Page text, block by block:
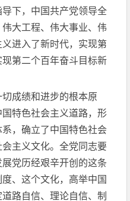
下，中国共产党领导全
大工程、伟大事业、伟
进入了新时代，实现第
第二个百年奋斗目标新
成绩和进步的根本原
特色社会主义道路，形
，确立了中国特色社会
主义文化。全党同志要
党历经艰辛开创的这条
、这个文化，高举中国
路自信、理论自信、制